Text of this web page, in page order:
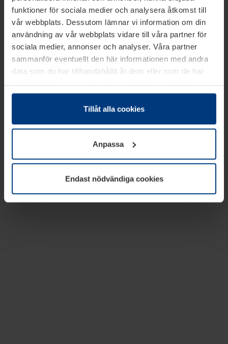
funktioner för sociala medier och analysera åtkomst till
vår webbplats. Dessutom lämnar vi information om din
användning av vår webbplats vidare till våra partner för
sociala medier, annonser och analyser. Våra partner
sammanför eventuellt den här informationen med andra
data som du har tillhandahållit åt dem eller som de har
samlat in inom ramen för din användning av tjänsterna.
Juridiskt kan vi lagra kakor på din enhet, om de är
absolut nödvändiga för driften av den här webbplatsen.
godkännande kan du när som helst ändra eller återkalla i
informationen om kakor underDataskyddsförklaring
vår webbplats.
Tillåt alla cookies
Anpassa
Endast nödvändiga cookies